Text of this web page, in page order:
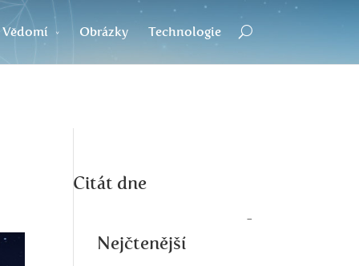
Vědomí Obrázky Technologie
Citát dne
Nejčtenější